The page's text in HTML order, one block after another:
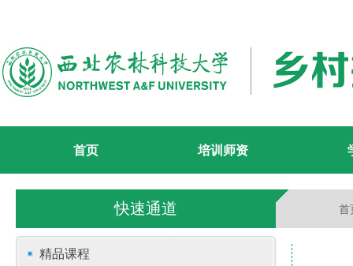
首页 培训师资
快速通道 首
精品课程